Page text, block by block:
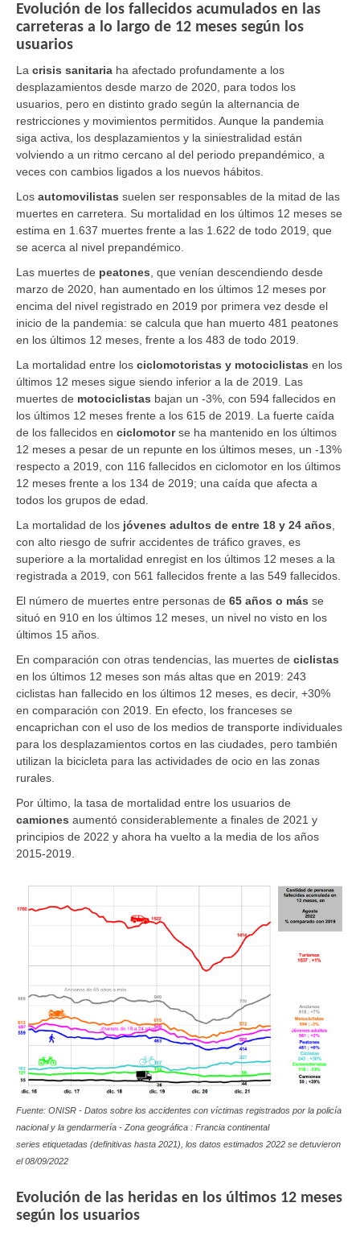
Evolución de los fallecidos acumulados en las
carreteras a lo largo de 12 meses según los
usuarios
La crisis sanitaria ha afectado profundamente a los
desplazamientos desde marzo de 2020, para todos los
usuarios, pero en distinto grado según la alternancia de
restricciones y movimientos permitidos. Aunque la pandemia
siga activa, los desplazamientos y la siniestralidad están
volviendo a un ritmo cercano al del periodo prepandémico, a
veces con cambios ligados a los nuevos hábitos.
Los automovilistas suelen ser responsables de la mitad de las
muertes en carretera. Su mortalidad en los últimos 12 meses se
estima en 1.637 muertes frente a las 1.622 de todo 2019, que
se acerca al nivel prepandémico.
Las muertes de peatones , que venían descendiendo desde
marzo de 2020, han aumentado en los últimos 12 meses por
encima del nivel registrado en 2019 por primera vez desde el
inicio de la pandemia: se calcula que han muerto 481 peatones
en los últimos 12 meses, frente a los 483 de todo 2019.
La mortalidad entre los ciclomotoristas y motociclistas en los
últimos 12 meses sigue siendo inferior a la de 2019. Las
muertes de motociclistas bajan un -3%, con 594 fallecidos en
los últimos 12 meses frente a los 615 de 2019. La fuerte caída
de los fallecidos en ciclomotor se ha mantenido en los últimos
12 meses a pesar de un repunte en los últimos meses, un -13%
respecto a 2019, con 116 fallecidos en ciclomotor en los últimos
12 meses frente a los 134 de 2019; una caída que afecta a
todos los grupos de edad.
La mortalidad de los jóvenes adultos de entre 18 y 24 años
con alto riesgo de sufrir accidentes de tráfico graves, es
superiore a la mortalidad enregist en los últimos 12 meses a la
registrada a 2019, con 561 fallecidos frente a las 549 fallecidos.
El número de muertes entre personas de 65 años o más se
situó en 910 en los últimos 12 meses, un nivel no visto en los
últimos 15 años.
En comparación con otras tendencias, las muertes de ciclistas
en los últimos 12 meses son más altas que en 2019: 243
ciclistas han fallecido en los últimos 12 meses, es decir, +30%
en comparación con 2019. En efecto, los franceses se
encaprichan con el uso de los medios de transporte individuales
para los desplazamientos cortos en las ciudades, pero también
utilizan la bicicleta para las actividades de ocio en las zonas
rurales.
Por último, la tasa de mortalidad entre los usuarios de
camiones aumentó considerablemente a finales de 2021 y
principios de 2022 y ahora ha vuelto a la media de los años
2015-2019.
Fuente: ONISR - Datos sobre los accidentes con víctimas registrados por la policía
nacional y la gendarmería - Zona geográfica : Francia continental
series etiquetadas (definitivas hasta 2021), los datos estimados 2022 se detuvieron
el 08/09/2022
Evolución de las heridas en los últimos 12 meses
según los usuarios